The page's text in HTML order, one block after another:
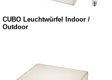
CUBO Leuchtwürfel Indoor /
Outdoor